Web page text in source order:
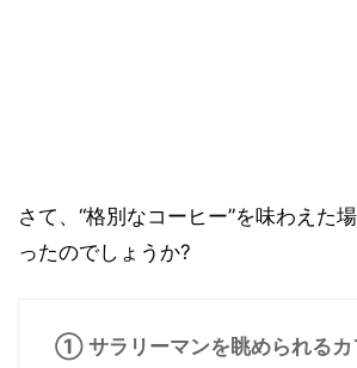
さて、“格別なコーヒー”を味わえた
ったのでしょうか?
① サラリーマンを眺められるカ